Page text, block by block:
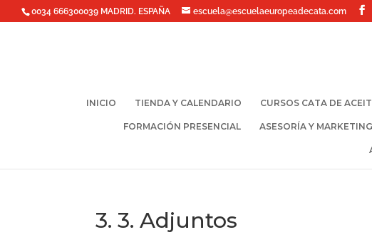
0034 666300039 MADRID. ESPAÑA escuela@escuelaeuropeadecata.com
INICIO TIENDA Y CALENDARIO CURSOS CATA DE
FORMACIÓN PRESENCIAL ASESORÍA Y MARKETING
3. 3. Adjuntos